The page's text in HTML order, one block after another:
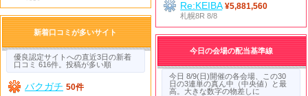
Re:KEIBA ¥5,881,560
札幌8R 8/8
新着口コミが多いサイト
優良認定サイトへの直近3日の新着
口コミ 616件。投稿が多い順
バクガチ 50件
今日の会場の配当基準線
今日 8/9(日)開催の各会場、この30
日の3連単の真ん中（中央値）と最
高。大きな数字の物差しに